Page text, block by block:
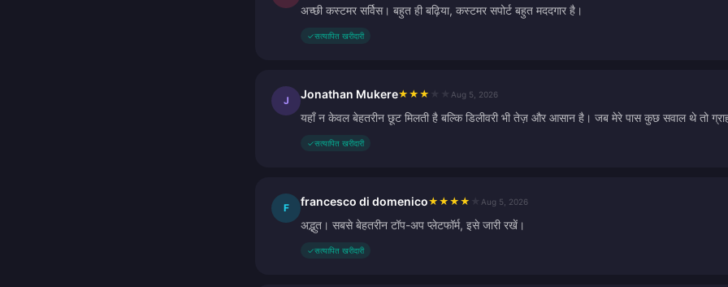
अच्छी कस्टमर सर्विस। बहुत ही बढ़िया, कस्टमर सपोर्ट बहुत मददगार है।
✓सत्यापित खरीदारी
J Jonathan Mukere★ ★ ★ Aug 5, 2026
यहाँ न केवल बेहतरीन छूट मिलती है बल्कि डिलीवरी भी तेज़ और आसान है। जब मेरे पास कुछ सवाल थे तो
✓सत्यापित खरीदारी
F francesco di domenico★ ★ ★ ★ Aug 5, 2026
अद्भुत। सबसे बेहतरीन टॉप-अप प्लेटफॉर्म, इसे जारी रखें।
✓सत्यापित खरीदारी